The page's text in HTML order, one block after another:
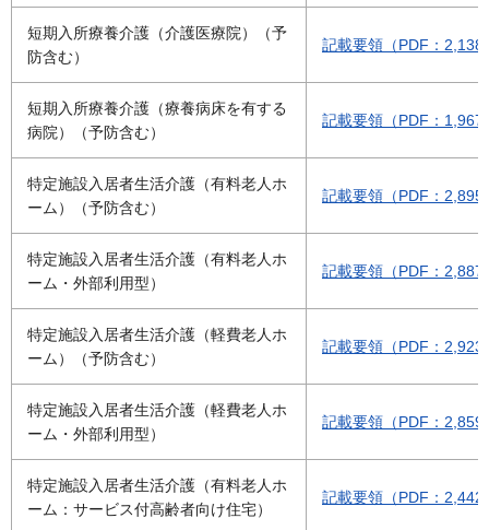
短期入所療養介護（介護医療院）（予
防含む）
記載要領（PDF：
短期入所療養介護（療養病床を有する
病院）（予防含む）
記載要領（PDF：
特定施設入居者生活介護（有料老人ホ
ーム）（予防含む）
記載要領（PDF：
特定施設入居者生活介護（有料老人ホ
ーム・外部利用型）
記載要領（PDF：
特定施設入居者生活介護（軽費老人ホ
ーム）（予防含む）
記載要領（PDF：
特定施設入居者生活介護（軽費老人ホ
ーム・外部利用型）
記載要領（PDF：
特定施設入居者生活介護（有料老人ホ
ーム：サービス付高齢者向け住宅）
記載要領（PDF：